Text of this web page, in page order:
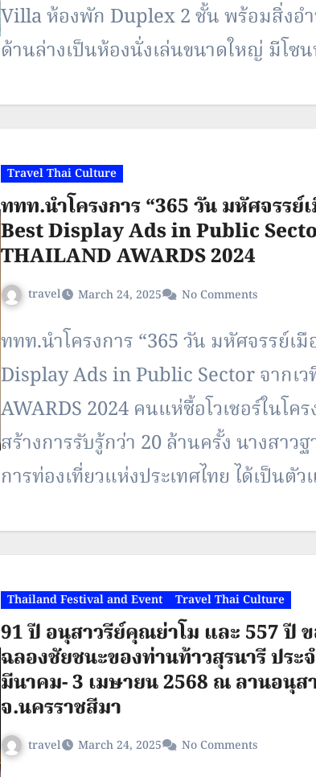
Villa ห้องพัก Duplex 2 ชั้น พร้อมสิ่งอ
ด้านล่างเป็นห้องนั่งเล่นขนาดใหญ่ มีโซ
Travel Thai Culture
ททท.นำโครงการ “365 วัน มหัศจรรย์
Best Display Ads in Public
THAILAND AWARDS 2024
travel March 24, 2025 No Comments
ททท.นำโครงการ “365 วัน มหัศจรรย์เมื
Display Ads in Public Sector จากเ
AWARDS 2024 คนแห่ซื้อโวเชอร์ในโ
สร้างการรับรู้กว่า 20 ล้านครั้ง นางสาว
การท่องเที่ยวแห่งประเทศไทย ได้เป็นตั
Thailand Festival and Event Travel Thai Culture
91 ปี อนุสาวรีย์คุณย่าโม และ 557 ปี
ฉลองชัยชนะของท่านท้าวสุรนารี ประ
มีนาคม- 3 เมษายน 2568 ณ ลานอนุส
จ.นครราชสีมา
travel March 24, 2025 No Comments